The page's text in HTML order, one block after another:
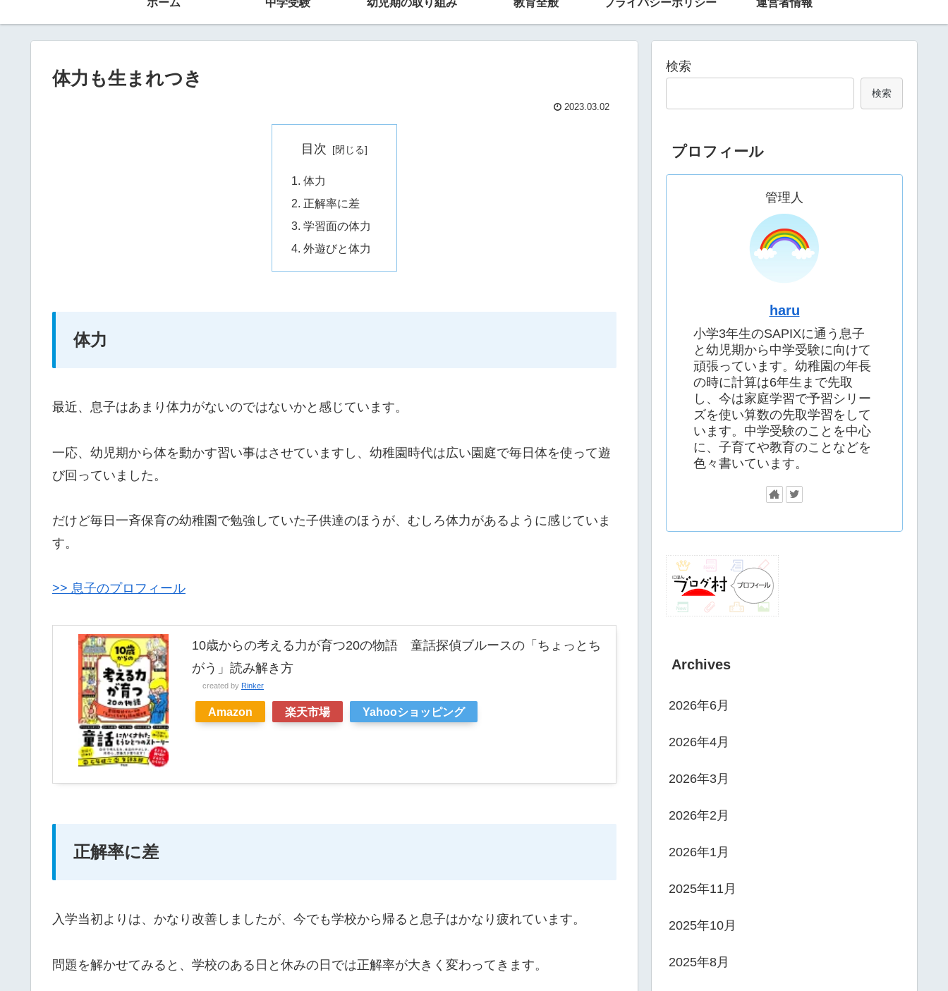
体力も生まれつき
2023.03.02
目次
体力
正解率に差
学習面の体力
外遊びと体力
体力
最近、息子はあまり体力がないのではないかと感じています。
一応、幼児期から体を動かす習い事はさせていますし、幼稚園時代は広い園庭で毎日体を使って遊
び回っていました。
だけど毎日一斉保育の幼稚園で勉強していた子供達のほうが、むしろ体力があるように感じていま
す。
>> 息子のプロフィール
10歳からの考える力が育つ20の物語 童話探偵ブルースの「ちょっとち
がう」読み解き方
created by Rinker
Amazon 楽天市場 Yahooショッピング
正解率に差
入学当初よりは、かなり改善しましたが、今でも学校から帰ると息子はかなり疲れています。
問題を解かせてみると、学校のある日と休みの日では正解率が大きく変わってきます。
検索
検索
プロフィール
管理人
haru
小学3年生のSAPIXに通う息子
と幼児期から中学受験に向けて
頑張っています。幼稚園の年長
の時に計算は6年生まで先取
し、今は家庭学習で予習シリー
ズを使い算数の先取学習をして
います。中学受験のことを中心
に、子育てや教育のことなどを
色々書いています。
Archives
2026年6月
2026年4月
2026年3月
2026年2月
2026年1月
2025年11月
2025年10月
2025年8月